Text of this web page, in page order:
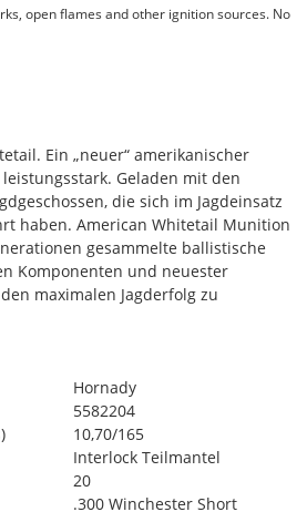
open flames and other ignition sources. No
Ein „neuer“ amerikanischer
Geladen mit den
die sich im Jagdeinsatz
haben. American Whitetail Munition
gesammelte ballistische
Komponenten und neuester
maximalen Jagderfolg zu
Hornady
5582204
10,70/165
Interlock Teilmantel
20
.300 Winchester Short